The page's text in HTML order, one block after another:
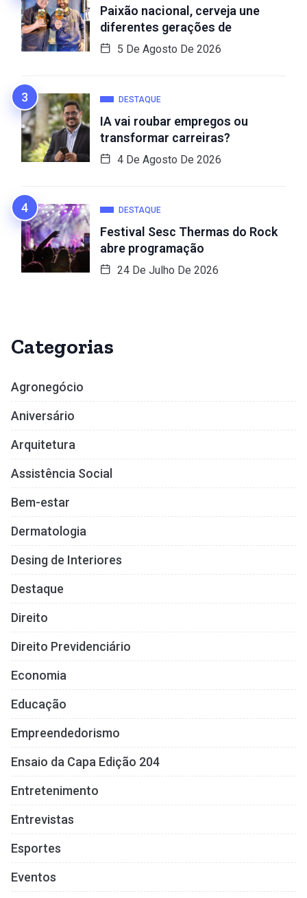
Paixão nacional, cerveja une
diferentes gerações de
5 De Agosto De 2026
DESTAQUE
IA vai roubar empregos ou
transformar carreiras?
4 De Agosto De 2026
DESTAQUE
Festival Sesc Thermas do Rock
abre programação
24 De Julho De 2026
Categorias
Agronegócio
Aniversário
Arquitetura
Assistência Social
Bem-estar
Dermatologia
Desing de Interiores
Destaque
Direito
Direito Previdenciário
Economia
Educação
Empreendedorismo
Ensaio da Capa Edição 204
Entretenimento
Entrevistas
Esportes
Eventos